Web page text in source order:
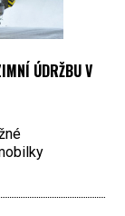
ÚDRŽBU V